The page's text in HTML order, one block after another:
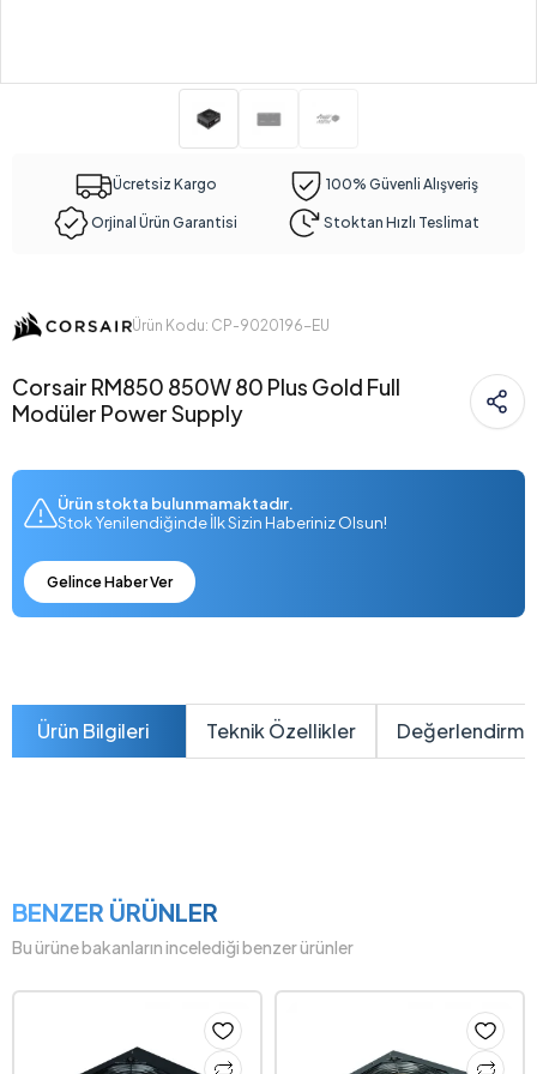
Ücretsiz Kargo 100% Güvenli Alışveriş
Orjinal Ürün Garantisi Stoktan Hızlı Teslimat
Ürün Kodu: CP-9020196-EU
Corsair RM850 850W 80 Plus Gold Full
Modüler Power Supply
Ürün stokta bulunmamaktadır.
Stok Yenilendiğinde İlk Sizin Haberiniz Olsun!
Gelince Haber Ver
Ürün Bilgileri Teknik Özellikler
BENZER ÜRÜNLER
Bu ürüne bakanların incelediği benzer ürünler